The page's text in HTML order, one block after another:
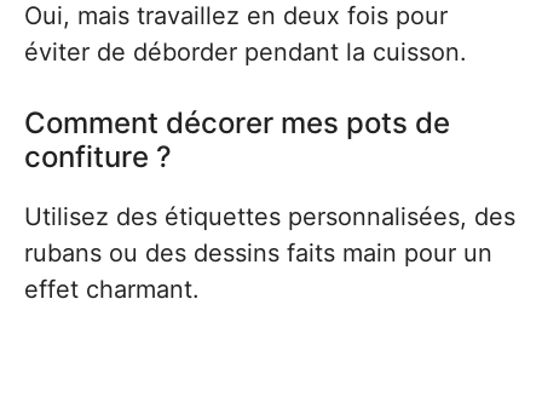
Oui, mais travaillez en deux fois pour
éviter de déborder pendant la cuisson.
Comment décorer mes pots de
confiture ?
Utilisez des étiquettes personnalisées, des
rubans ou des dessins faits main pour un
effet charmant.